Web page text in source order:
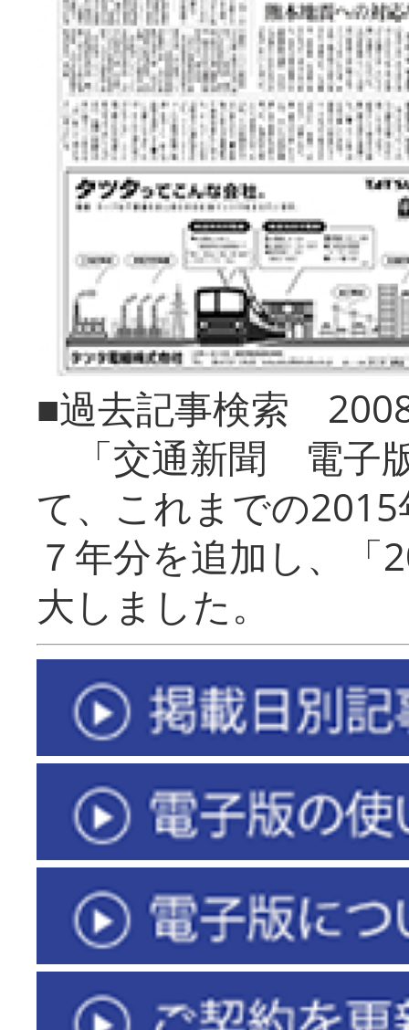
■過去記事検索
「交通新聞 電子
て、これまでの
７年分を追加し、「
大しまし